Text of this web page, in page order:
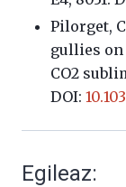
Pilorget,
gullies on
CO2
DOI:
Egileaz: